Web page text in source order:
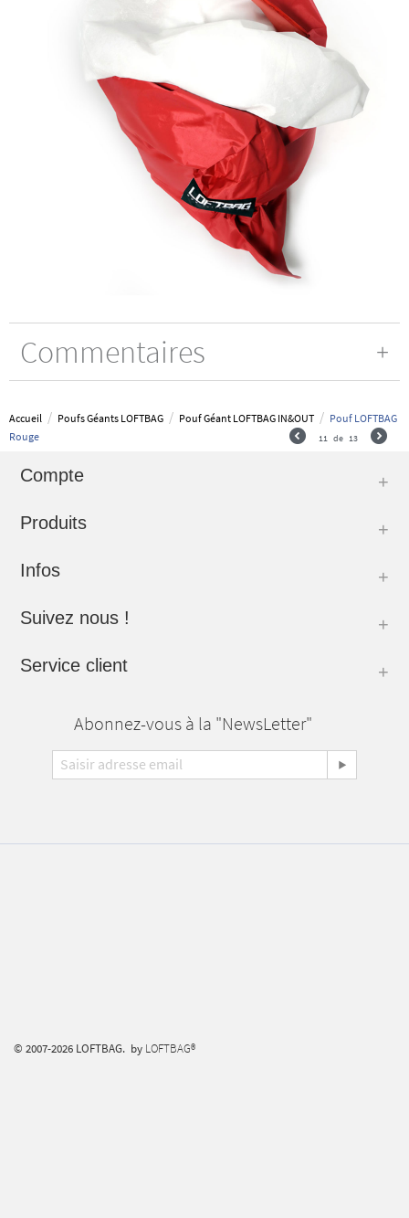
Commentaires
Accueil / Poufs Géants LOFTBAG / Pouf Géant LOFTBAG IN&OUT / Pouf LOFTBAG
Rouge
11 de 13
Compte
Produits
Infos
Suivez nous !
Service client
Abonnez-vous à la "NewsLetter"
© 2007-2026 LOFTBAG. by LOFTBAG®